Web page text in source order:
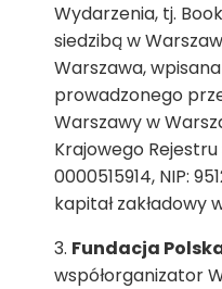
Wydarzenia, tj.
siedzibą w
Warszawa,
prowadzonego
Warszawy w
Krajowego Rejestru
0000515914, NIP:
kapitał zakładowy
Fundacja
współorganizator